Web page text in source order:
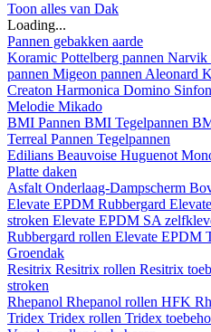
Toon alles van Dak
Loading...
Pannen gebakken aarde
Koramic Pottelberg pannen Narvik
pannen Migeon pannen Aleonard
Creaton Harmonica Domino
Melodie Mikado
BMI Pannen BMI Tegelpannen
Terreal Pannen Tegelpannen
Edilians Beauvoise Huguenot
Platte daken
Asfalt Onderlaag-Dampscherm
Elevate EPDM Rubbergard
stroken Elevate EPDM SA
Rubbergard rollen Elevate EPDM
Groendak
Resitrix Resitrix rollen Resitrix
stroken
Rhepanol Rhepanol rollen HFK
Tridex Tridex rollen Tridex